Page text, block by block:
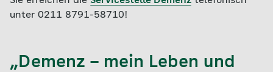
unter 0211 8791-58710!
„Demenz – mein Leben und